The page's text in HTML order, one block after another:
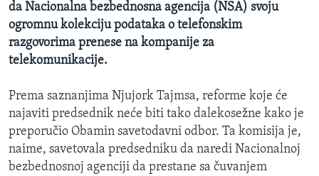
da Nacionalna bezbednosna agencija (NSA) svoju
ogromnu kolekciju podataka o telefonskim
razgovorima prenese na kompanije za
telekomunikacije.
Prema saznanjima Njujork Tajmsa, reforme koje će
najaviti predsednik neće biti tako dalekosežne kako je
preporučio Obamin savetodavni odbor. Ta komisija je,
naime, savetovala predsedniku da naredi Nacionalnoj
bezbednosnoj agenciji da prestane sa čuvanjem